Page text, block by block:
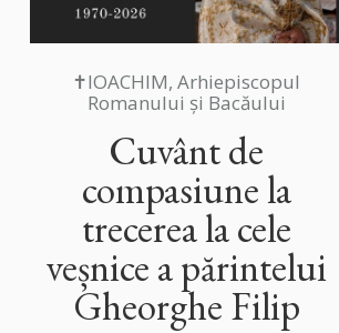
✝IOACHIM, Arhiepiscopul
Romanului și Bacăului
Cuvânt de
compasiune la
trecerea la cele
veșnice a părintelui
Gheorghe Filip